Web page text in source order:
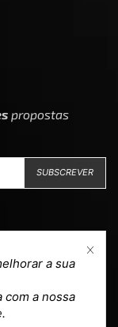
propostas
reservados.
a sua
a nossa
.